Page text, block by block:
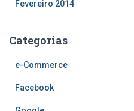
Fevereiro 2014
Categorias
e-Commerce
Facebook